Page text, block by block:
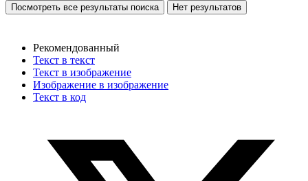
Посмотреть все результаты поиска Нет результатов
Рекомендованный
Текст в текст
Текст в изображение
Изображение в изображение
Текст в код